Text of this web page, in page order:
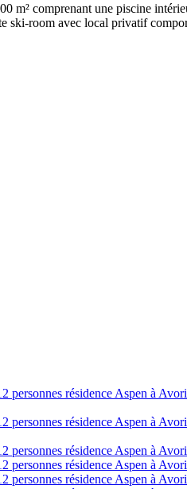
m² comprenant une piscine
ski-room avec local privatif